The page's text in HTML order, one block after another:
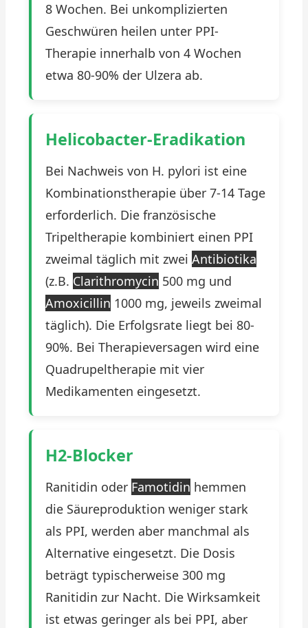
8 Wochen. Bei unkomplizierten
Geschwüren heilen unter PPI-
Therapie innerhalb von 4 Wochen
etwa 80-90% der Ulzera ab.
Helicobacter-Eradikation
Bei Nachweis von H. pylori ist eine
Kombinationstherapie über 7-14 Tage
erforderlich. Die französische
Tripeltherapie kombiniert einen PPI
zweimal täglich mit zwei Antibiotika
(z.B. Clarithromycin 500 mg und
Amoxicillin 1000 mg, jeweils zweimal
täglich). Die Erfolgsrate liegt bei 80-
90%. Bei Therapieversagen wird eine
Quadrupeltherapie mit vier
Medikamenten eingesetzt.
H2-Blocker
Ranitidin oder Famotidin hemmen
die Säureproduktion weniger stark
als PPI, werden aber manchmal als
Alternative eingesetzt. Die Dosis
beträgt typischerweise 300 mg
Ranitidin zur Nacht. Die Wirksamkeit
ist etwas geringer als bei PPI, aber